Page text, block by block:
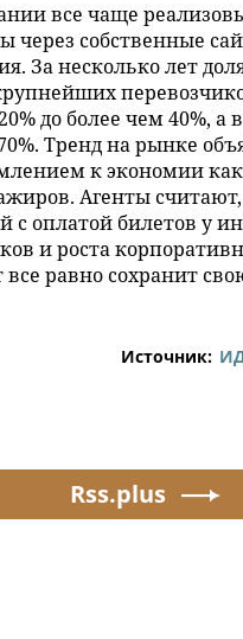
все чаще
через собственные
За несколько лет
до более чем 40%, а
Тренд на рынке
к экономии
Агенты
с оплатой билетов у
и роста
все равно сохранит
Источник:
Rss.plus